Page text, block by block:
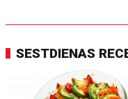
SESTDIENAS